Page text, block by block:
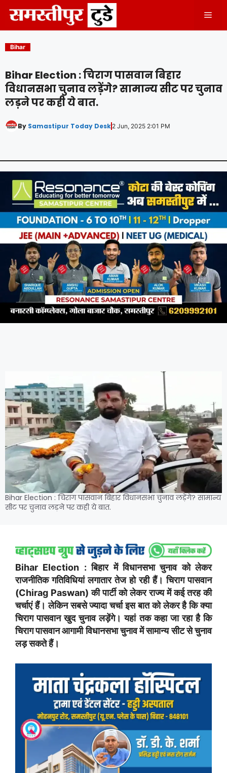
content
Bihar
Bihar Election : चिराग पासवान बिहार
विधानसभा चुनाव लड़ेंगे? सामान्य सीट पर चुनाव
लड़ने पर कही ये बात.
By Samastipur Today Desk 2 Jun, 2025 2:01 PM
Bihar Election : चिराग पासवान बिहार विधानसभा चुनाव लड़ेंगे? सामान्य
सीट पर चुनाव लड़ने पर कही ये बात.
Bihar Election : बिहार में विधानसभा चुनाव को लेकर
राजनीतिक गतिविधियां लगातार तेज हो रही हैं। चिराग पासवान
(Chirag Paswan) की पार्टी को लेकर राज्य में कई तरह की
चर्चाएं हैं। लेकिन सबसे ज्यादा चर्चा इस बात को लेकर है कि क्या
चिराग पासवान खुद चुनाव लड़ेंगे। यहां तक ​​कहा जा रहा है कि
चिराग पासवान आगामी विधानसभा चुनाव में सामान्य सीट से चुनाव
लड़ सकते हैं।